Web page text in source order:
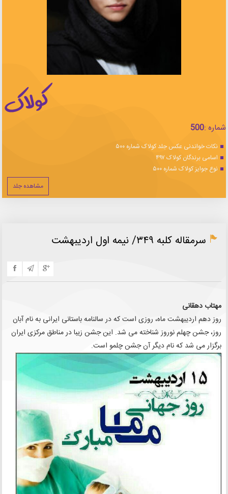
شماره :500
نکات خواندنی عکس جلد کولاک شماره ۵۰۰
اسامی برندگان کولاک ۴۹۷
نوع جوایز کولاک شماره ۵۰۰
مشاهده جلد
سرمقاله كلبه ۳۴۹/ نيمه اول ارديبهشت
مهتاب دهقانی
روز دهم اردیبهشت ماه، روزی است که در سالنامه باستانی ایرانی به نام آبان
روز، جشن چهلم نوروز شناخته می شد. این جشن زیبا در مناطق مرکزی ایران
برگزار می شد که نام دیگر آن جشن چلمو است.